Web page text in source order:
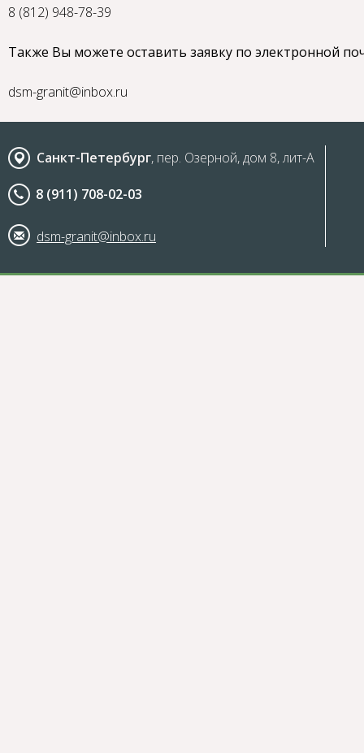
8 (812) 948-78-39
Также Вы можете оставить заявку по электронной
dsm-granit@inbox.ru
Санкт-Петербург, пер. Озерной, дом 8, лит-А
8 (911) 708-02-03
dsm-granit@inbox.ru